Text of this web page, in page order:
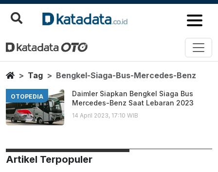
Bengkel Siaga Bus Mercedes
Berita Terbaru
HomeTag Bengkel-Siaga-Bus-Mercedes-Benz
OTOPEDIA
Daimler Siapkan Bengkel Siaga Bus
Mercedes-Benz Saat Lebaran 2023
14 April 2023, 17:10 WIB
Artikel Terpopuler